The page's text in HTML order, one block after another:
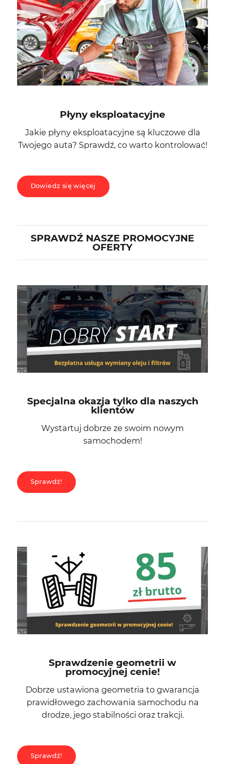
Płyny eksploatacyjne
Jakie płyny eksploatacyjne są kluczowe dla
Twojego auta? Sprawdź, co warto kontrolować!
Dowiedz się więcej
SPRAWDŹ NASZE PROMOCYJNE
OFERTY
Specjalna okazja tylko dla naszych
klientów
Wystartuj dobrze ze swoim nowym
samochodem!
Sprawdź!
Sprawdzenie geometrii w
promocyjnej cenie!
Dobrze ustawiona geometria to gwarancja
prawidłowego zachowania samochodu na
drodze, jego stabilności oraz trakcji.
Sprawdź!